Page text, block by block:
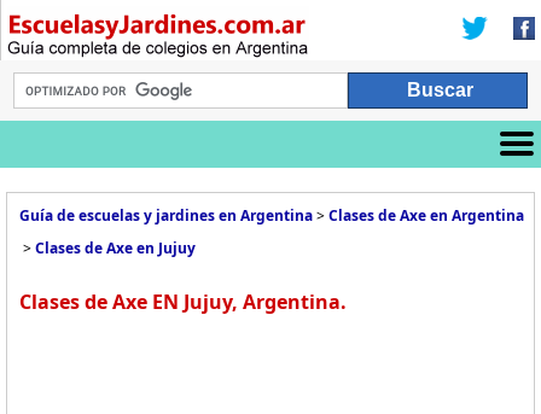
Guía de escuelas y jardines en Argentina>Clases de Axe en Argentina
>Clases de Axe en Jujuy
Clases de Axe EN Jujuy, Argentina.